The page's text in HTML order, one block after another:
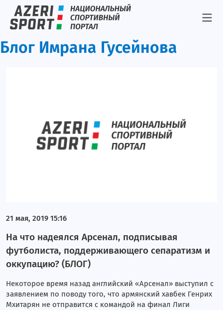
Блог Имрана Гусейнова
21 мая, 2019 15:16
На что надеялся Арсенал, подписывая
футболиста, поддерживающего сепаратизм и
оккупацию? (БЛОГ)
Некоторое время назад английский «Арсенал» выступил с
заявлением по поводу того, что армянский хавбек Генрих
Мхитарян не отправится с командой на финал Лиги